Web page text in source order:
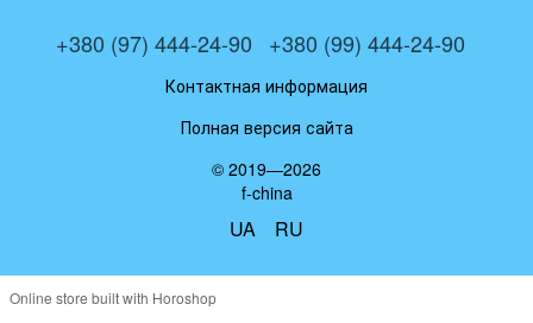
+380 (97) 444-24-90 +380 (99) 444-24-90
Контактная информация
Полная версия сайта
© 2019—2026
f-china
UA RU
Online store built with Horoshop